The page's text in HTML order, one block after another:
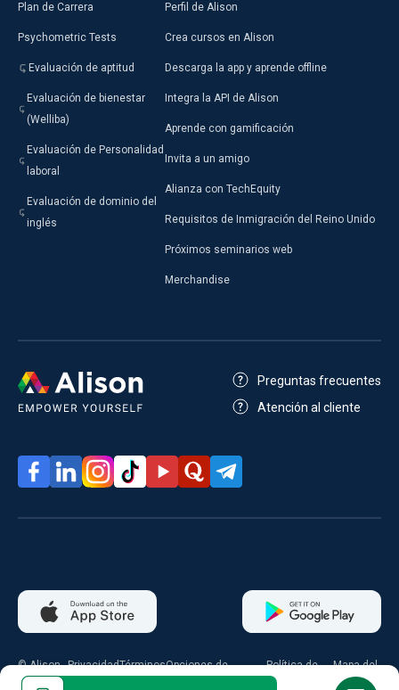
Plan de Carrera
Psychometric Tests
Evaluación de aptitud
Evaluación de bienestar
(Welliba)
Evaluación de Personalidad
laboral
Evaluación de dominio del
inglés
Perfil de Alison
Crea cursos en Alison
Descarga la app y aprende offline
Integra la API de Alison
Aprende con gamificación
Invita a un amigo
Alianza con TechEquity
Requisitos de Inmigración del Reino Unido
Próximos seminarios web
Merchandise
Preguntas frecuentes
Atención al cliente
© Alison
2026
PrivacidadTérminosOpciones de
Política de
Mapa del
sitio